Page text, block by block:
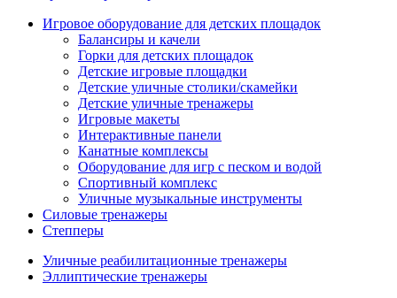
Игровое оборудование для детских площадок
Балансиры и качели
Горки для детских площадок
Детские игровые площадки
Детские уличные столики/скамейки
Детские уличные тренажеры
Игровые макеты
Интерактивные панели
Канатные комплексы
Оборудование для игр с песком и водой
Спортивный комплекс
Уличные музыкальные инструменты
Силовые тренажеры
Степперы
Уличные реабилитационные тренажеры
Эллиптические тренажеры